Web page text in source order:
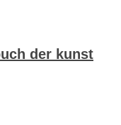
der kunst